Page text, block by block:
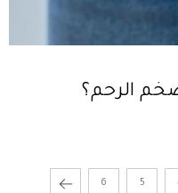
الرحم؟
5
6